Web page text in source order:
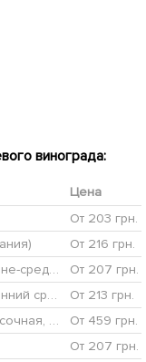
винограда:
Цена
От 203 грн.
От 216 грн.
Виноград "Мускат Одесский" (винный, ранне-средний срок созревания, имеет мускатный аромат и десертную сладость)
От 207 грн.
Виноград "Афродита" (кишмиш, средне-ранний срок созревания, сладкий)
От 213 грн.
Виноград "Памяти Бронислава" (крупная, сочная, сладкая, хрустящая мякоть)
От 459 грн.
От 207 грн.